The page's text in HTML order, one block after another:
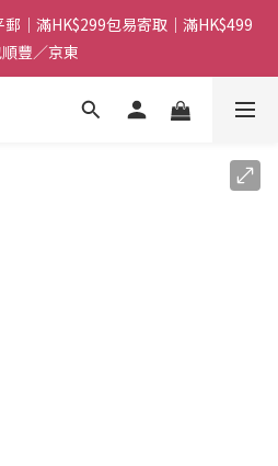
｜滿HK$299包易寄取｜滿HK$499
豐／京東
｜滿HK$299包易寄取｜滿HK$499
豐／京東
每消費HK$100即享購物金HK$50回
郵｜滿HK$299包易寄取｜滿HK$499